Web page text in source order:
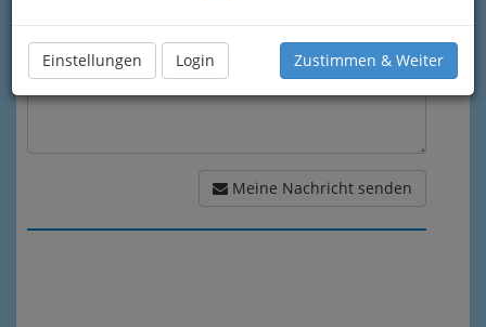
Einstellungen Login Zustimmen & Weiter
Meine Nachricht senden